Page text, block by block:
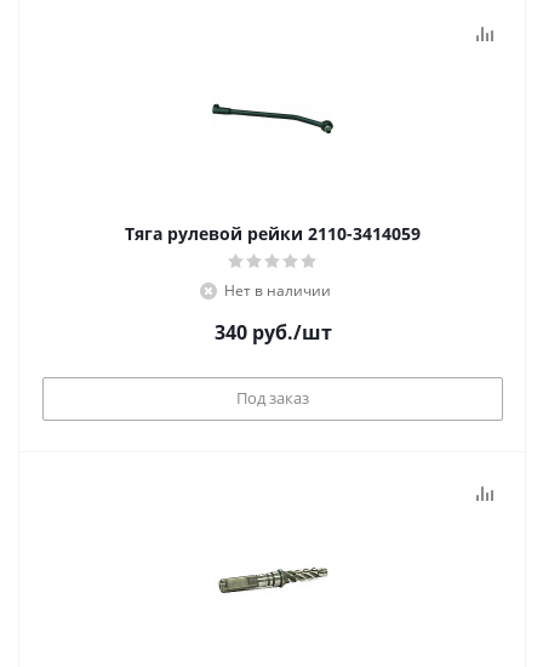
Тяга рулевой рейки 2110-3414059
Нет в наличии
340руб./шт
Под заказ